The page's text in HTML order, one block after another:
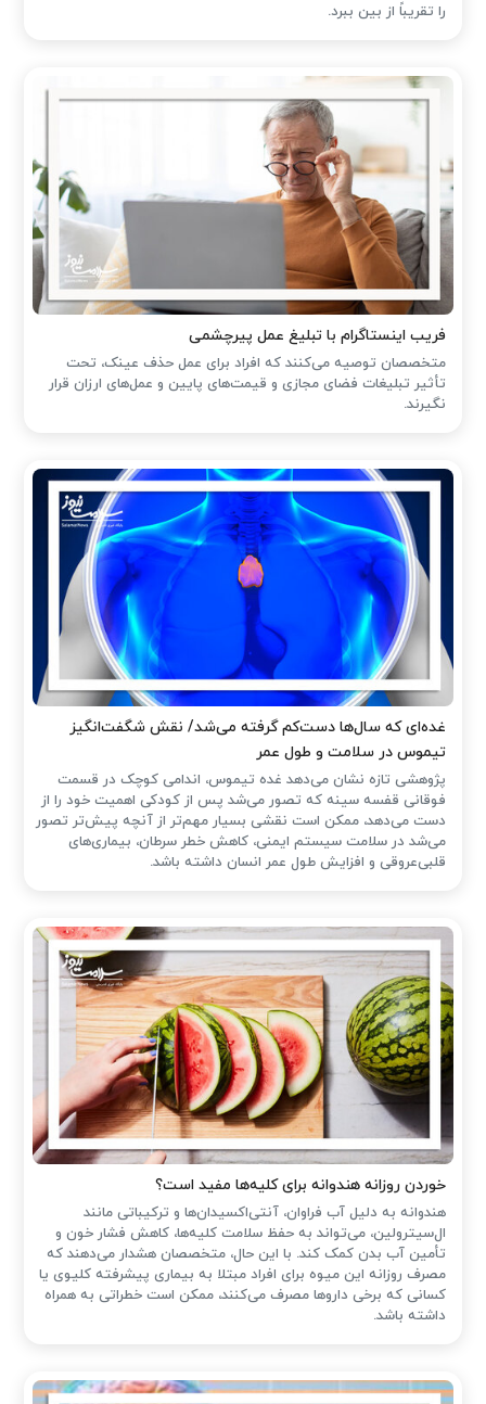
را تقریباً از بین ببرد.
فریب اینستاگرام با تبلیغ عمل پیرچشمی
متخصصان توصیه می‌کنند که افراد برای عمل حذف عینک، تحت
تأثیر تبلیغات فضای مجازی و قیمت‌های پایین و عمل‌های ارزان قرار
نگیرند.
غده‌ای که سال‌ها دست‌کم گرفته می‌شد/ نقش شگفت‌انگیز
تیموس در سلامت و طول عمر
پژوهشی تازه نشان می‌دهد غده تیموس، اندامی کوچک در قسمت
فوقانی قفسه سینه که تصور می‌شد پس از کودکی اهمیت خود را از
دست می‌دهد، ممکن است نقشی بسیار مهم‌تر از آنچه پیش‌تر تصور
می‌شد در سلامت سیستم ایمنی، کاهش خطر سرطان، بیماری‌های
قلبی‌عروقی و افزایش طول عمر انسان داشته باشد.
خوردن روزانه هندوانه برای کلیه‌ها مفید است؟
هندوانه به دلیل آب فراوان، آنتی‌اکسیدان‌ها و ترکیباتی مانند
ال‌سیترولین، می‌تواند به حفظ سلامت کلیه‌ها، کاهش فشار خون و
تأمین آب بدن کمک کند. با این حال، متخصصان هشدار می‌دهند که
مصرف روزانه این میوه برای افراد مبتلا به بیماری پیشرفته کلیوی یا
کسانی که برخی داروها مصرف می‌کنند، ممکن است خطراتی به همراه
داشته باشد.